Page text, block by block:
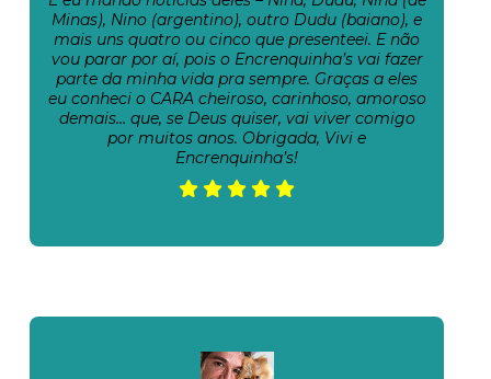
Minas), Nino (argentino), outro Dudu (baiano), e
mais uns quatro ou cinco que presenteei. E não
vou parar por aí, pois o Encrenquinha’s vai fazer
parte da minha vida pra sempre. Graças a eles
eu conheci o CARA cheiroso, carinhoso, amoroso
demais… que, se Deus quiser, vai viver comigo
por muitos anos. Obrigada, Vivi e
Encrenquinha’s!